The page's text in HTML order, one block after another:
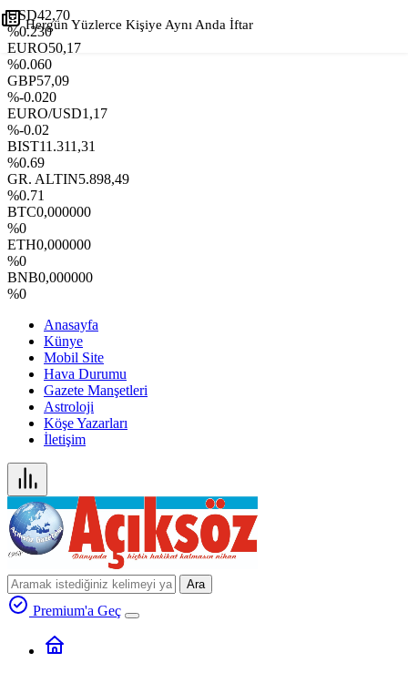
USD42,70
%0.230
EURO50,17
%0.060
GBP57,09
%-0.020
EURO/USD1,17
%-0.02
BIST11.311,31
%0.69
GR. ALTIN5.898,49
%0.71
BTC0,000000
%0
ETH0,000000
%0
BNB0,000000
%0
Anasayfa
Künye
Mobil Site
Hava Durumu
Gazete Manşetleri
Astroloji
Köşe Yazarları
İletişim
Ara
Premium'a Geç
Hergün Yüzlerce Kişiye Aynı Anda İftar
+ -